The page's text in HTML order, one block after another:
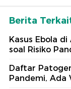
Berita
Kasus Ebola
soal Risiko
Daftar
Pandemi, Ada